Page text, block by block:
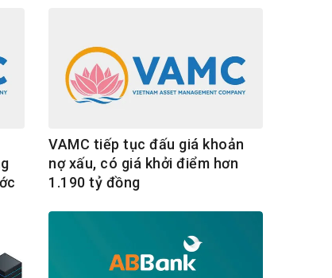
VAMC tiếp tục đấu giá khoản
nợ xấu, có giá khởi điểm hơn
1.190 tỷ đồng